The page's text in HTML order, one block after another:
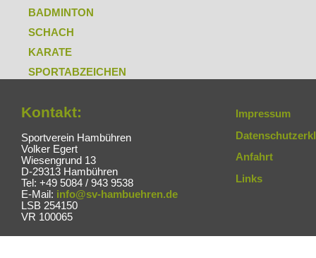
BADMINTON
SCHACH
KARATE
SPORTABZEICHEN
Kontakt:
Sportverein Hambühren
Volker Egert
Wiesengrund 13
D-29313 Hambühren
Tel: +49 5084 / 943 9538
E-Mail: info@sv-hambuehren.de
LSB 254150
VR 100065
Impressum
Anfahrt
Links